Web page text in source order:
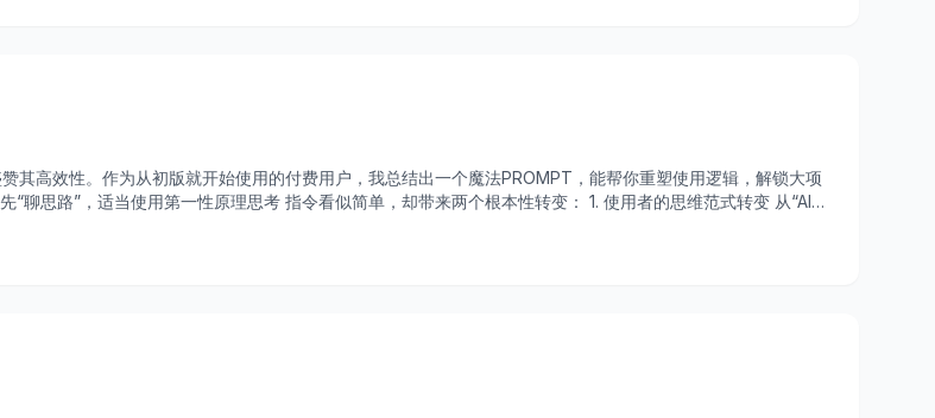
其高效性。作为从初版就开始使用的付费用户，我总结出一个魔法PROMPT，能帮你重塑使用逻辑，解锁大项
聊思路”，适当使用第一性原理思考 指令看似简单，却带来两个根本性转变： 1. 使用者的思维范式转变 从“AI代